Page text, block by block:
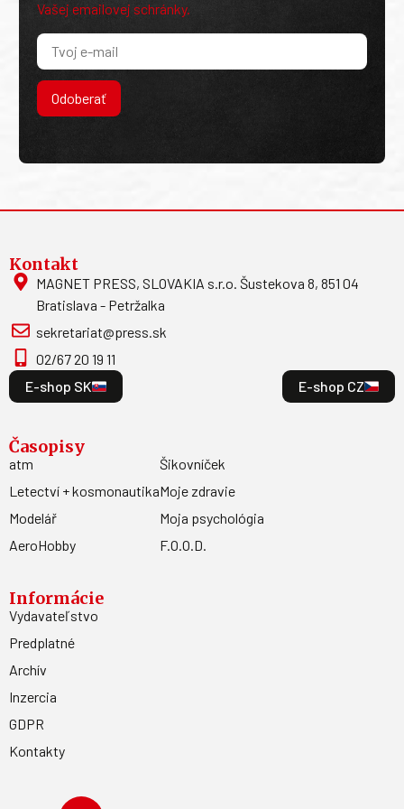
Vašej emailovej schránky.
Odoberať
Kontakt
MAGNET PRESS, SLOVAKIA s.r.o. Šustekova 8, 851 04
Bratislava - Petržalka
sekretariat@press.sk
02/67 20 19 11
E-shop SK
E-shop CZ
Časopisy
atm
Letectví + kosmonautika
Modelář
AeroHobby
Šikovníček
Moje zdravie
Moja psychológia
F.O.O.D.
Informácie
Vydavateľstvo
Predplatné
Archív
Inzercia
GDPR
Kontakty